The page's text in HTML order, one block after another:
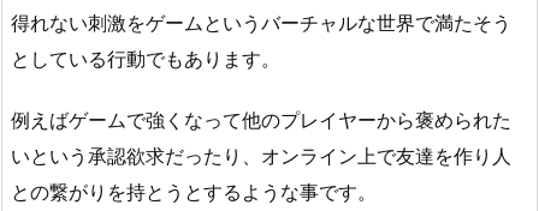
得れない刺激をゲームというバーチャルな世界で満たそう
としている行動でもあります。
例えばゲームで強くなって他のプレイヤーから褒められた
いという承認欲求だったり、オンライン上で友達を作り人
との繋がりを持とうとするような事です。